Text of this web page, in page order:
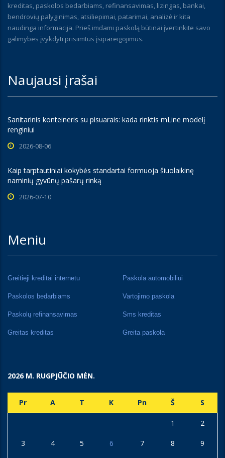
kreditas, paskolos bedarbiams, refinansavimas, lizingas, bankai,
bendrovių palyginimas, atsiliepimai, patarimai, analizė ir kita
naudinga informacija. Prieš imdami paskolą būtinai įvertinkite savo
galimybes įvykdyti prisiimtus įsipareigojimus.
Naujausi įrašai
Sanitarinis konteineris su pisuarais: kada rinktis mLine modelį
renginiui
2026-08-06
Kaip tarptautiniai kokybės standartai formuoja šiuolaikinę
naminių gyvūnų pašarų rinką
2026-07-10
Meniu
Greitieji kreditai internetu Paskola automobiliui
Paskolos bedarbiams Vartojimo paskola
Paskolų refinansavimas Sms kreditas
Greitas kreditas Greita paskola
2026 M. RUGPJŪČIO MĖN.
Pr A T K Pn Š S
1 2
3 4 5 6 7 8 9